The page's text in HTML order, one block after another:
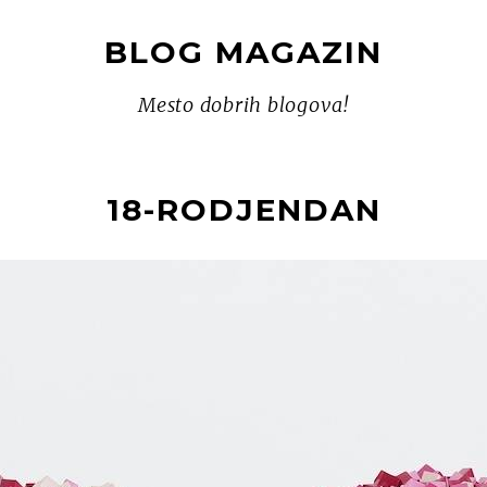
BLOG MAGAZIN
Mesto dobrih blogova!
18-RODJENDAN